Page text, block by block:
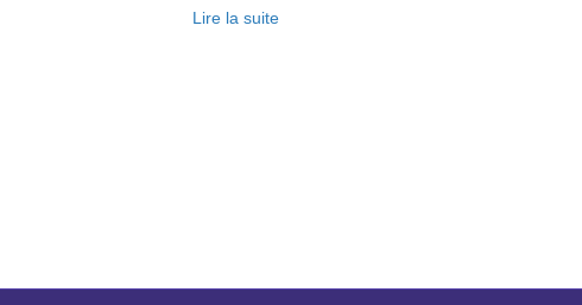
Lire la suite